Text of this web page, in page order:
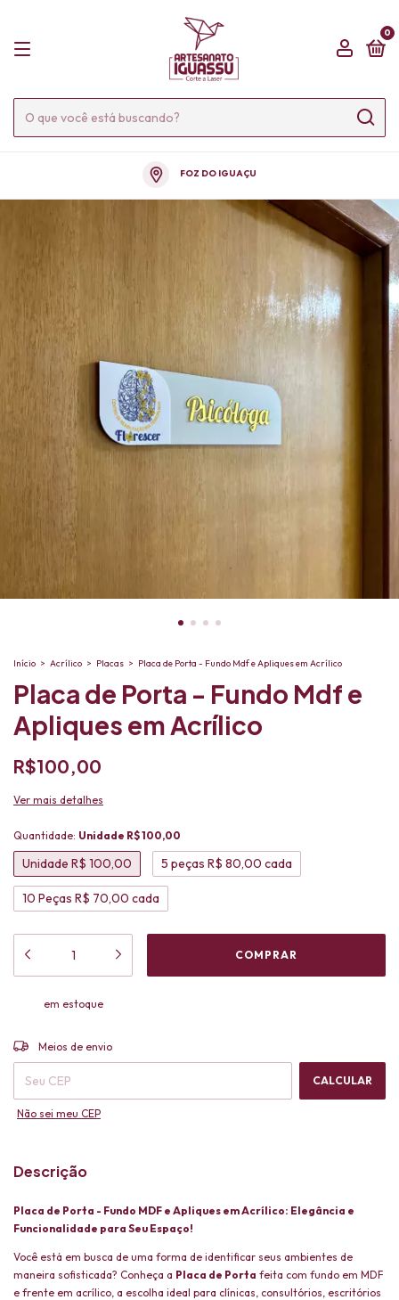
0
FOZ DO IGUAÇU
Início > Acrílico > Placas > Placa de Porta - Fundo Mdf e Apliques em Acrílico
Placa de Porta - Fundo Mdf e
Apliques em Acrílico
R$100,00
Ver mais detalhes
Quantidade: Unidade R$ 100,00
Unidade R$ 100,00 5 peças R$ 80,00 cada
10 Peças R$ 70,00 cada
em estoque
Entregas para o CEP:
Meios de envio
CALCULAR
Não sei meu CEP
Descrição
Placa de Porta - Fundo MDF e Apliques em Acrílico: Elegância e
Funcionalidade para Seu Espaço!
Você está em busca de uma forma de identificar seus ambientes de
maneira sofisticada? Conheça a Placa de Porta feita com fundo em MDF
e frente em acrílico, a escolha ideal para clínicas, consultórios, escritórios